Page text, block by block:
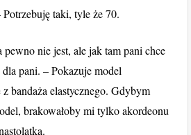
taki, tyle że 70.
pewno nie jest, ale jak tam pani chce
pani. – Pokazuje model
bandaża elastycznego. Gdybym
brakowałoby mi tylko akordeonu